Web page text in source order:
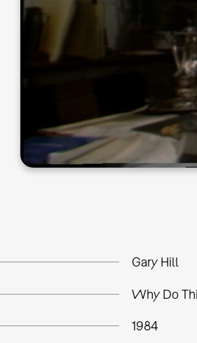
Gary Hill
Why Do
1984